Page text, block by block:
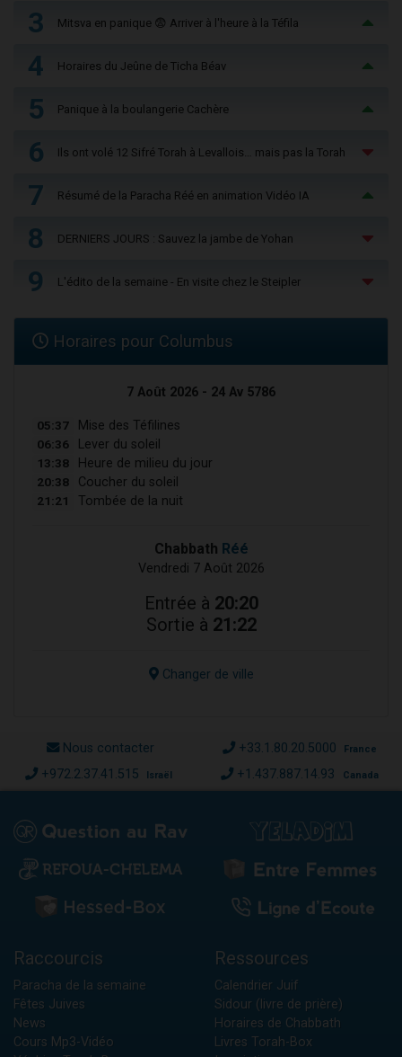
3 Mitsva en panique 😨 Arriver à l'heure à la Téfila
4 Horaires du Jeûne de Ticha Béav
5 Panique à la boulangerie Cachère
6 Ils ont volé 12 Sifré Torah à Levallois… mais pas la Torah
7 Résumé de la Paracha Réé en animation Vidéo IA
8 DERNIERS JOURS : Sauvez la jambe de Yohan
9 L'édito de la semaine - En visite chez le Steipler
Horaires pour Columbus
7 Août 2026 - 24 Av 5786
05:37 Mise des Téfilines
06:36 Lever du soleil
13:38 Heure de milieu du jour
20:38 Coucher du soleil
21:21 Tombée de la nuit
Chabbath Réé
Vendredi 7 Août 2026
Entrée à 20:20
Sortie à 21:22
Changer de ville
Nous contacter +33.1.80.20.5000 France
+972.2.37.41.515 Israël +1.437.887.14.93 Canada
Raccourcis
Paracha de la semaine
Fêtes Juives
News
Cours Mp3-Vidéo
Ressources
Calendrier Juif
Sidour (livre de prière)
Horaires de Chabbath
Livres Torah-Box